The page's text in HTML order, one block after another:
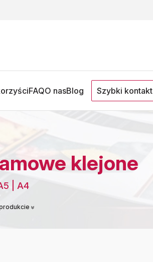
FAQO nasBlog Szybki kontakt
klejone
| A4